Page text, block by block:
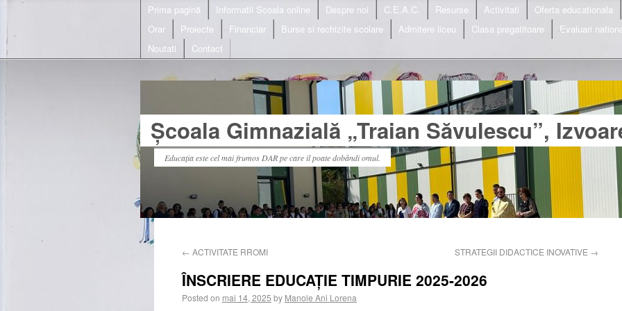
Prima pagină Informatii Scoala online Despre noi C.E.A.C. Resurse Activitati Oferta educationala
Orar
Proiecte Financiar Burse si rechizite scolare Admitere liceu Clasa pregatitoare Evaluari
Noutati
Contact
Școala Gimnazială „Traian Săvulescu”,
Educația este cel mai frumos DAR pe care il poate dobândi omul.
← ACTIVITATE RROMI STRATEGII DIDACTICE INOVATIVE →
ÎNSCRIERE EDUCAȚIE TIMPURIE 2025-2026
Posted on mai 14, 2025 by Manole Ani Lorena